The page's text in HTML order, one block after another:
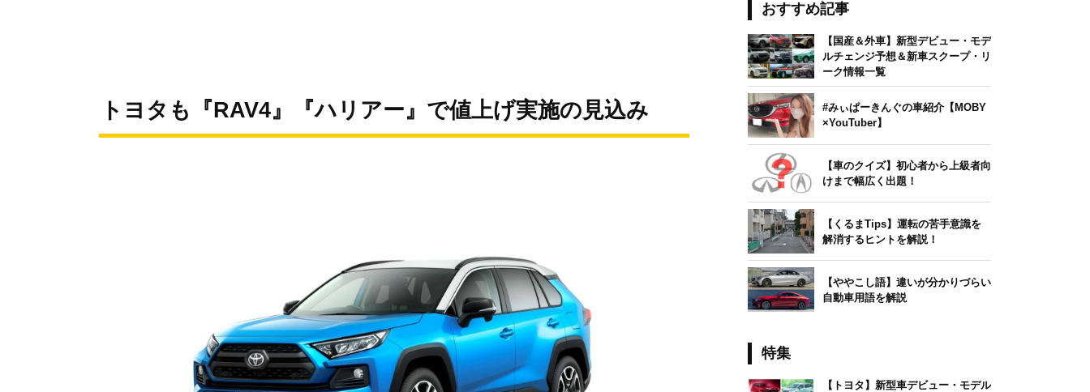
トヨタも『RAV4』『ハリアー』で値上げ実施の見込み
おすすめ記事
【国産＆外車】新型デビュー・モデ
ルチェンジ予想＆新車スクープ・リ
ーク情報一覧
#みぃぱーきんぐの車紹介【MOBY
×YouTuber】
【車のクイズ】初心者から上級者向
けまで幅広く出題！
【くるまTips】運転の苦手意識を
解消するヒントを解説！
【ややこし語】違いが分かりづらい
自動車用語を解説
特集
【トヨタ】新型車デビュー・モデル